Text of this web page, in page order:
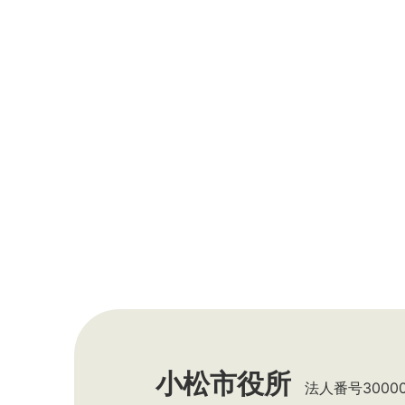
小松市役所 法人番号